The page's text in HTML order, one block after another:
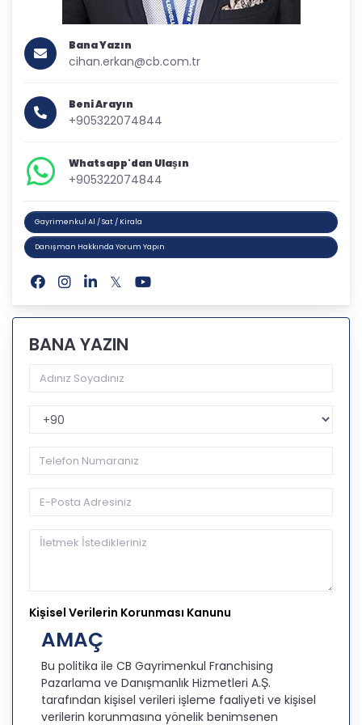
Bana Yazın
cihan.erkan@cb.com.tr
Beni Arayın
+905322074844
Whatsapp'dan Ulaşın
+905322074844
Gayrimenkul Al / Sat / Kirala
Danışman Hakkında Yorum Yapın
BANA YAZIN
Telefon Kodu
Kişisel Verilerin Korunması Kanunu
AMAÇ
Bu politika ile CB Gayrimenkul Franchising
Pazarlama ve Danışmanlık Hizmetleri A.Ş.
tarafından kişisel verileri işleme faaliyeti ve kişisel
verilerin korunmasına yönelik benimsenen